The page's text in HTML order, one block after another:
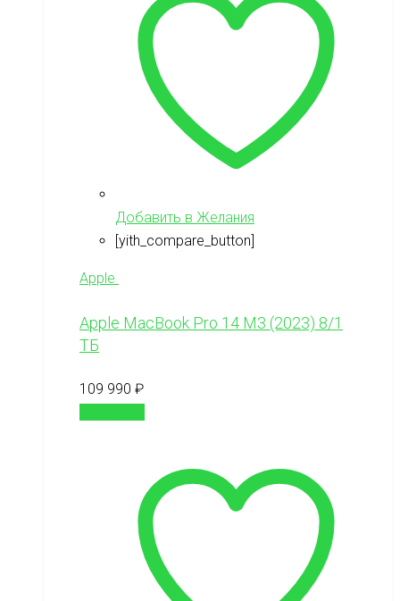
Добавить в Желания
[yith_compare_button]
Apple
Apple MacBook Pro 14 M3 (2023) 8/1
ТБ
109 990 ₽